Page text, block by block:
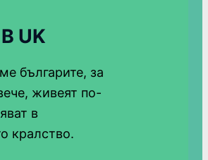
UK
българите, за
живеят по-
в
кралство.